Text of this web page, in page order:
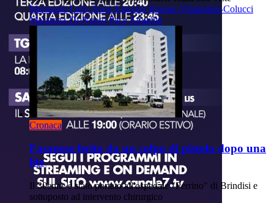
Monopoli Lido-Torre-Egnazia Barone-Vitantonio-Colucci
Maratona-Di-Nuoto PaceAttualità
Cronaca
Fasanese ferito da un colpo di pistola dopo una
lite
Il 30enne è stato portato all'ospedale "Perrino" di Brindisi e
sottoposto ad intervento chirurgico